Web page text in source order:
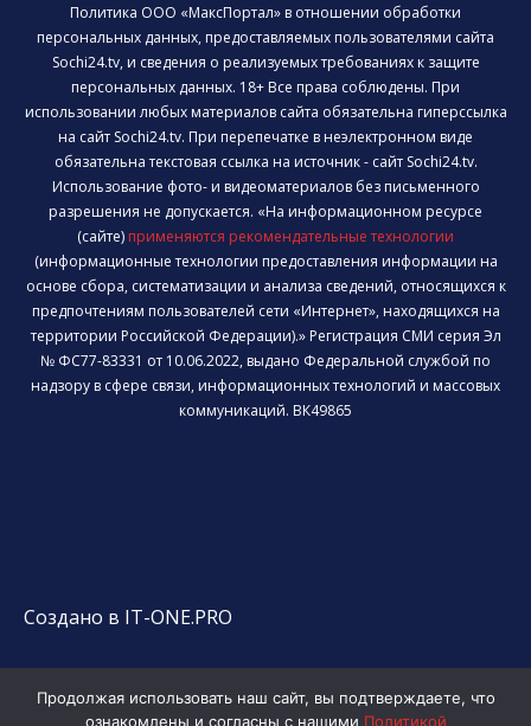
Политика ООО «МаксПортал» в отношении обработки
персональных данных, предоставляемых пользователями сайта
Sochi24.tv, и сведения о реализуемых требованиях к защите
персональных данных. 18+ Все права соблюдены. При
использовании любых материалов сайта обязательна гиперссылка
на сайт Sochi24.tv. При перепечатке в неэлектронном виде
обязательна текстовая ссылка на источник - сайт Sochi24.tv.
Использование фото- и видеоматериалов без письменного
разрешения не допускается. «На информационном ресурсе
(сайте) применяются рекомендательные технологии
(информационные технологии предоставления информации на
основе сбора, систематизации и анализа сведений, относящихся к
предпочтениям пользователей сети «Интернет», находящихся на
территории Российской Федерации).» Регистрация СМИ серия Эл
№ ФС77-83331 от 10.06.2022, выдано Федеральной службой по
надзору в сфере связи, информационных технологий и массовых
коммуникаций. ВК49865
Создано в IT-ONE.PRO
Продолжая использовать наш сайт, вы подтверждаете, что
ознакомлены и согласны с нашими Политикой